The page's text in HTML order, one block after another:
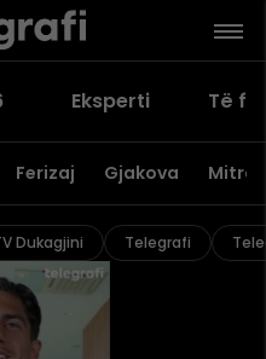
Eksperti Të
Ferizaj Gjakova
Dukagjini Telegrafi